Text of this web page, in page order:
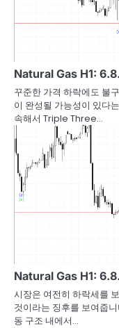
Natural Gas H1:
꾸준한 가격 하락에도 불
이 완성될 가능성이 있다
속해서 Triple Three…
Natural Gas H1:
시장은 여전히 하락세를
것이라는 징후를 보여줍
동 구조 내에서…